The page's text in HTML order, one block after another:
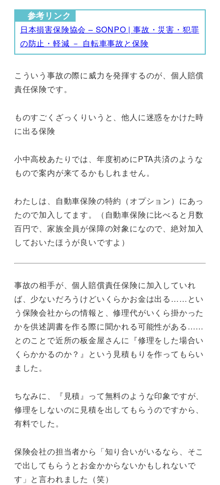
参考リンク
日本損害保険協会 – SONPO | 事故・災害・犯罪
の防止・軽減 － 自転車事故と保険
こういう事故の際に威力を発揮するのが、個人賠償
責任保険です。
ものすごくざっくりいうと、他人に迷惑をかけた時
に出る保険
小中高校あたりでは、年度初めにPTA共済のような
もので案内が来てるかもしれません。
わたしは、自動車保険の特約（オプション）にあっ
たので加入してます。（自動車保険に比べると月数
百円で、家族全員が保障の対象になので、絶対加入
しておいたほうが良いですよ）
事故の相手が、個人賠償責任保険に加入していれ
ば、少ないだろうけどいくらかお金は出る……とい
う保険会社からの情報と、修理代がいくら掛かった
かを供述調書を作る際に聞かれる可能性がある……
とのことで近所の板金屋さんに『修理をした場合い
くらかかるのか？』という見積もりを作ってもらい
ました。
ちなみに、『見積』って無料のような印象ですが、
修理をしないのに見積を出してもらうのですから、
有料でした。
保険会社の担当者から「知り合いがいるなら、そこ
で出してもらうとお金かからないかもしれないで
す」と言われました（笑）